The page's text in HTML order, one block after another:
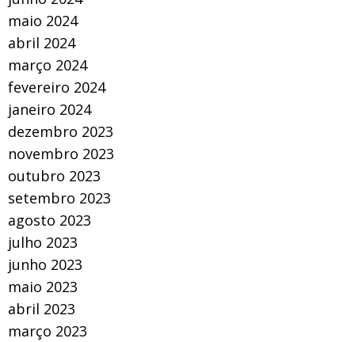
maio 2024
abril 2024
março 2024
fevereiro 2024
janeiro 2024
dezembro 2023
novembro 2023
outubro 2023
setembro 2023
agosto 2023
julho 2023
junho 2023
maio 2023
abril 2023
março 2023